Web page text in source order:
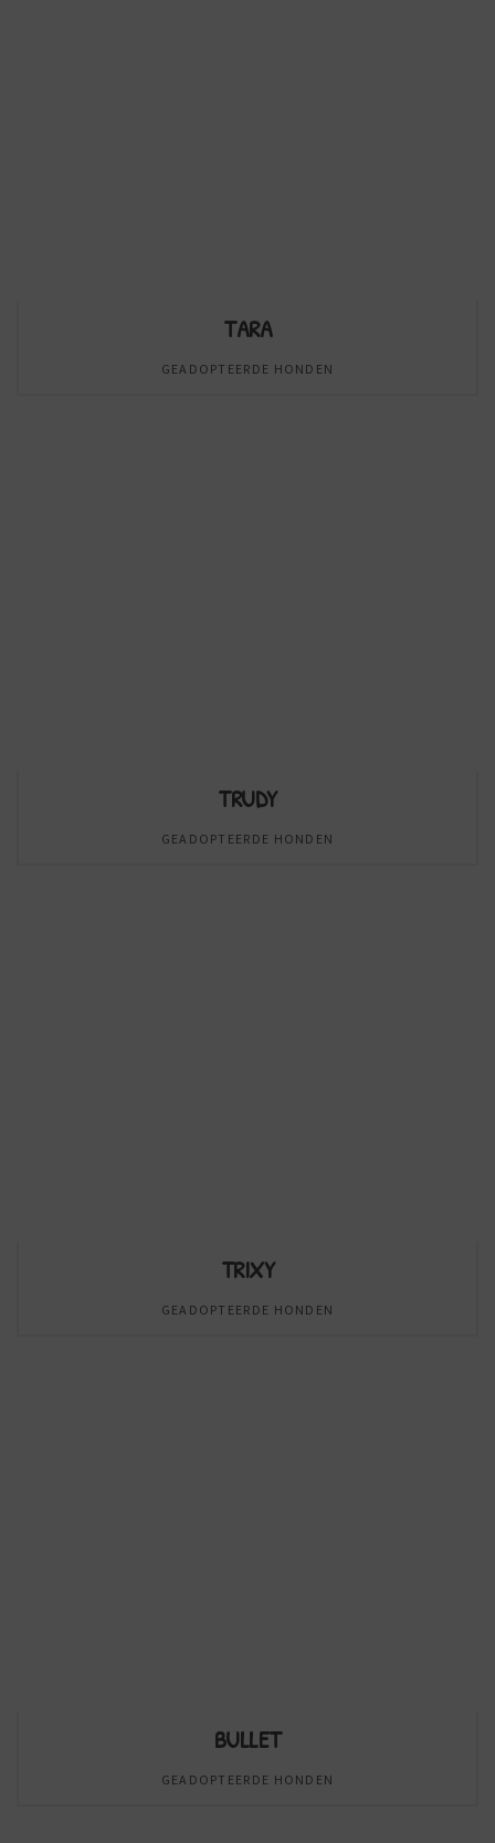
TARA
GEADOPTEERDE HONDEN
TRUDY
GEADOPTEERDE HONDEN
TRIXY
GEADOPTEERDE HONDEN
BULLET
GEADOPTEERDE HONDEN